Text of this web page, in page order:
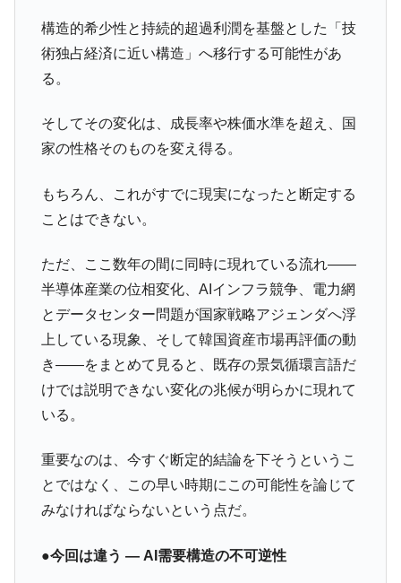
Fact1
全て勝つといくら？ 競馬GI競走で勝利騎手がもら
Fact1
なスーパーリーグとは？
Fact1
日本人マスターズ挑戦の歴史。松山以前に最高位
Fact1
甲子園通算本塁打、最多の清原に次いで多く打っ
ている意外な選手とは？
構造的希少性と持続的超過利潤を基盤とした「技
術独占経済に近い構造」へ移行する可能性があ
る。
そしてその変化は、成長率や株価水準を超え、国
家の性格そのものを変え得る。
もちろん、これがすでに現実になったと断定する
ことはできない。
ただ、ここ数年の間に同時に現れている流れ――
半導体産業の位相変化、AIインフラ競争、電力網
とデータセンター問題が国家戦略アジェンダへ浮
上している現象、そして韓国資産市場再評価の動
き――をまとめて見ると、既存の景気循環言語だ
けでは説明できない変化の兆候が明らかに現れて
いる。
重要なのは、今すぐ断定的結論を下そうというこ
とではなく、この早い時期にこの可能性を論じて
みなければならないという点だ。
●今回は違う ― AI需要構造の不可逆性